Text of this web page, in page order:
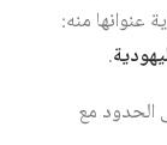
عنوانها منه:
.
الحدود مع